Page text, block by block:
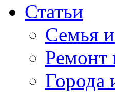
Статьи
Семья
Ремонт
Города